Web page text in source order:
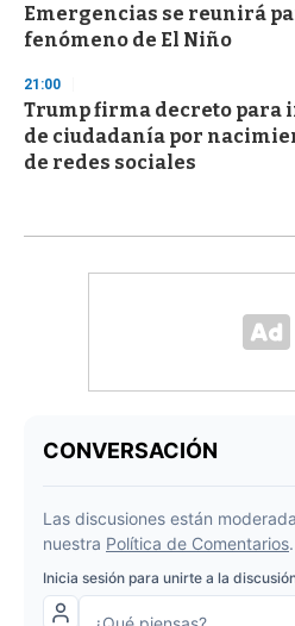
Emergencias se reunirá
fenómeno de El Niño
21:00
Trump firma decreto para
de ciudadanía por
de redes sociales